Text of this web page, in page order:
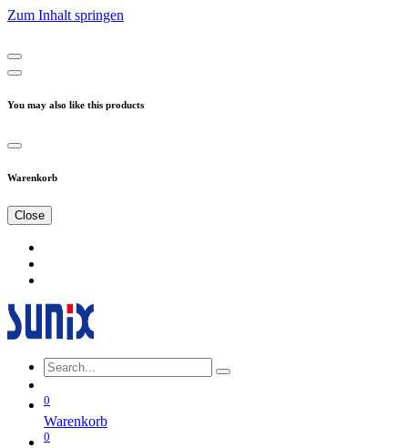
Zum Inhalt springen
You may also like this products
Warenkorb
Close
0
Warenkorb
0